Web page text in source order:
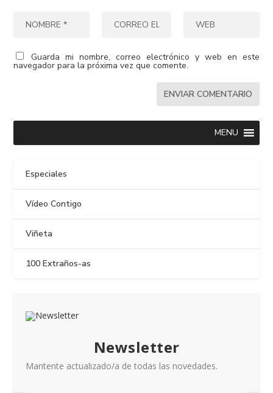
Guarda mi nombre, correo electrónico y web en este
navegador para la próxima vez que comente.
MENU
Especiales
Vídeo Contigo
Viñeta
100 Extraños-as
Newsletter
Mantente actualizado/a de todas las novedades.